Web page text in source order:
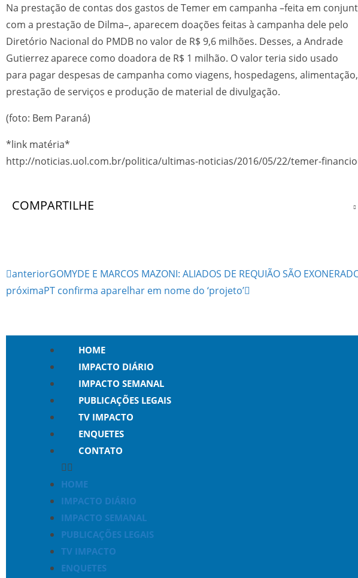
Na prestação de contas dos gastos de Temer em campanha –feita em
com a prestação de Dilma–, aparecem doações feitas à campanha dele pelo
Diretório Nacional do PMDB no valor de R$ 9,6 milhões. Desses, a Andrade
Gutierrez aparece como doadora de R$ 1 milhão. O valor teria sido usado
para pagar despesas de campanha como viagens, hospedagens, alimentação,
prestação de serviços e produção de material de divulgação.
(foto: Bem Paraná)
*link matéria*
http://noticias.uol.com.br/politica/ultimas-noticias/2016/05/22/temer-
COMPARTILHE
anteriorGOMYDE E MARCOS MAZONI: ALIADOS DE REQUIÃO SÃO
próximaPT confirma aparelhar em nome do ‘projeto’
HOME
IMPACTO DIÁRIO
IMPACTO SEMANAL
PUBLICAÇÕES LEGAIS
TV IMPACTO
ENQUETES
CONTATO
HOME
IMPACTO DIÁRIO
IMPACTO SEMANAL
PUBLICAÇÕES LEGAIS
TV IMPACTO
ENQUETES